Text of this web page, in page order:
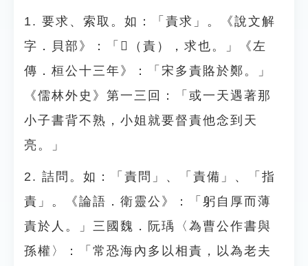
1. 要求、索取。如：「責求」。《說文解
字．貝部》：「𧵩（責），求也。」《左
傳．桓公十三年》：「宋多責賂於鄭。」
《儒林外史》第一三回：「或一天遇著那
小子書背不熟，小姐就要督責他念到天
亮。」
2. 詰問。如：「責問」、「責備」、「指
責」。《論語．衛靈公》：「躬自厚而薄
責於人。」三國魏．阮瑀〈為曹公作書與
孫權〉：「常恐海內多以相責，以為老夫